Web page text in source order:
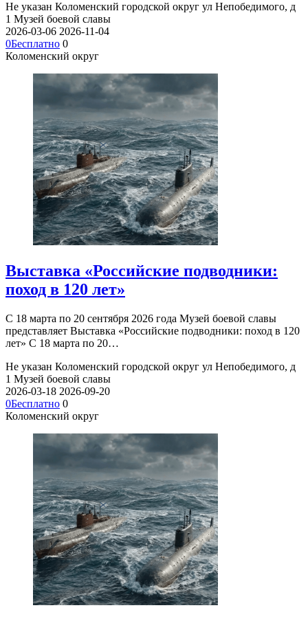
Не указан Коломенский городской округ ул Непобедимого, д
1 Музей боевой славы
2026-03-06 2026-11-04
0Бесплатно 0
Коломенский округ
Выставка «Российские подводники:
поход в 120 лет»
С 18 марта по 20 сентября 2026 года Музей боевой славы
представляет Выставка «Российские подводники: поход в 120
лет» С 18 марта по 20…
Не указан Коломенский городской округ ул Непобедимого, д
1 Музей боевой славы
2026-03-18 2026-09-20
0Бесплатно 0
Коломенский округ